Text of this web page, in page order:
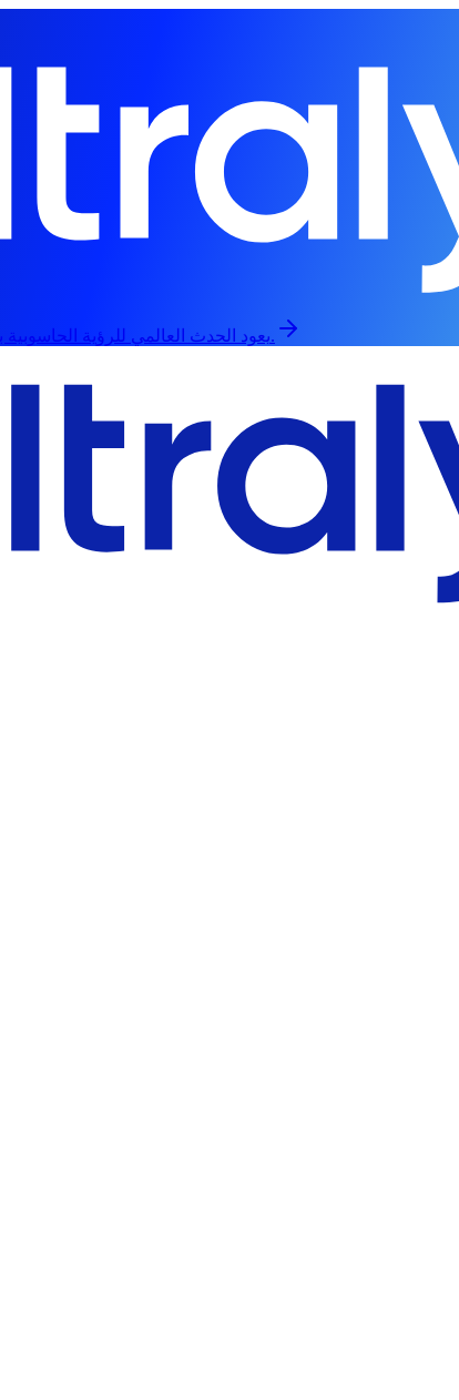
يعود الحدث العالمي للرؤية الحاسوبية بالذكاء الاصطناعي في 13 سبتمبر، حضورياً وعبر الإنترنت.